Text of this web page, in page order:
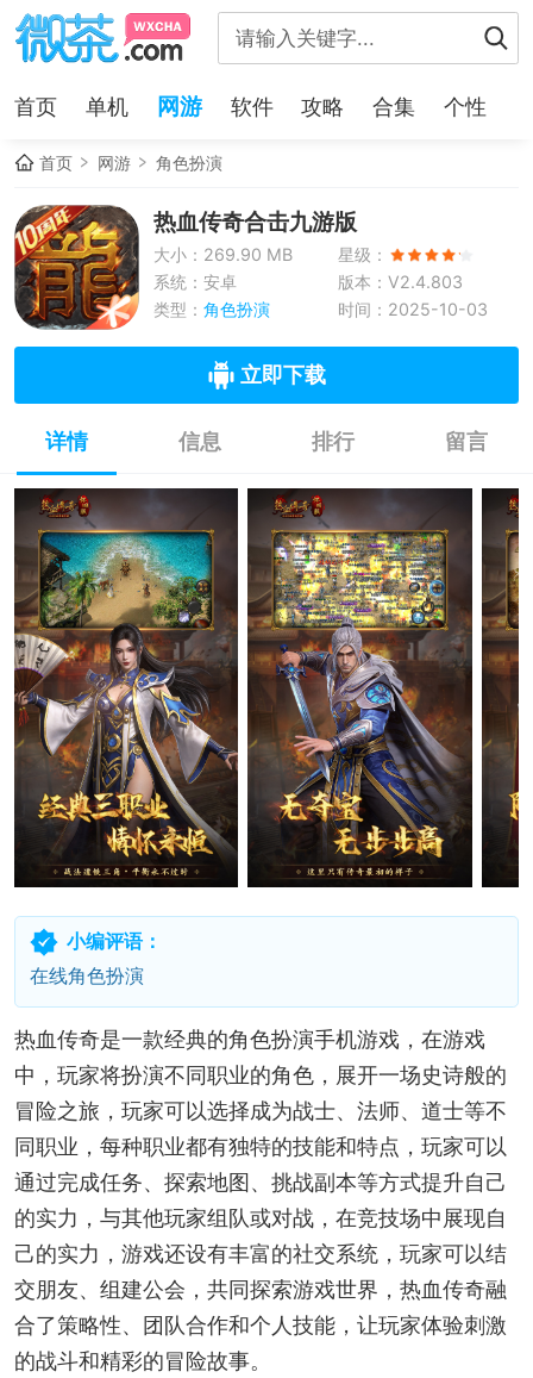
首页 单机 网游 软件 攻略 合集 个性
首页 网游 角色扮演
热血传奇合击九游版
大小：269.90 MB
星级：
系统：安卓
版本：V2.4.803
类型： 角色扮演 时间：2025-10-03
立即下载
详情 信息 排行 留言
小编评语：
在线角色扮演
热血传奇是一款经典的角色扮演手机游戏，在游戏
中，玩家将扮演不同职业的角色，展开一场史诗般的
冒险之旅，玩家可以选择成为战士、法师、道士等不
同职业，每种职业都有独特的技能和特点，玩家可以
通过完成任务、探索地图、挑战副本等方式提升自己
的实力，与其他玩家组队或对战，在竞技场中展现自
己的实力，游戏还设有丰富的社交系统，玩家可以结
交朋友、组建公会，共同探索游戏世界，热血传奇融
合了策略性、团队合作和个人技能，让玩家体验刺激
的战斗和精彩的冒险故事。